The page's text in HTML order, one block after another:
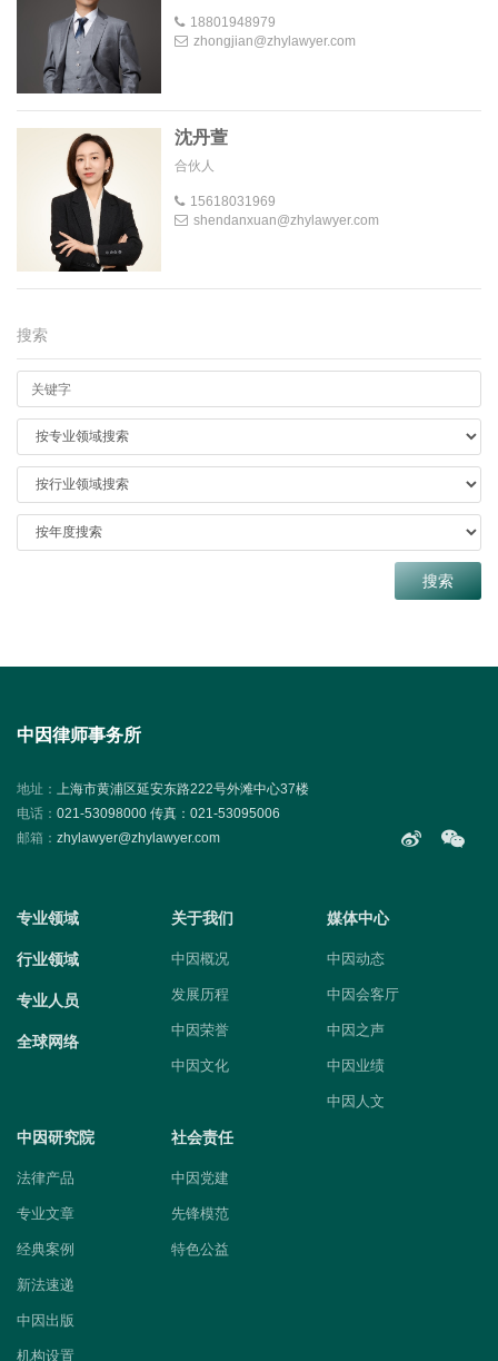
18801948979
zhongjian@zhylawyer.com
沈丹萱
合伙人
15618031969
shendanxuan@zhylawyer.com
搜索
中因律师事务所
地址： 上海市黄浦区延安东路222号外滩中心37楼
电话： 021-53098000 传真：021-53095006
邮箱： zhylawyer@zhylawyer.com
专业领域
行业领域
专业人员
全球网络
关于我们
中因概况
发展历程
中因荣誉
中因文化
媒体中心
中因动态
中因会客厅
中因之声
中因业绩
中因人文
中因研究院
法律产品
专业文章
经典案例
新法速递
中因出版
机构设置
社会责任
中因党建
先锋模范
特色公益